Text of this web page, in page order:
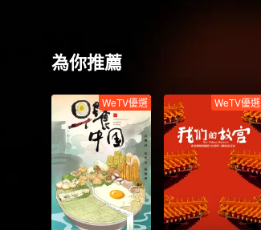
為你推薦
WeTV優選 WeTV優選